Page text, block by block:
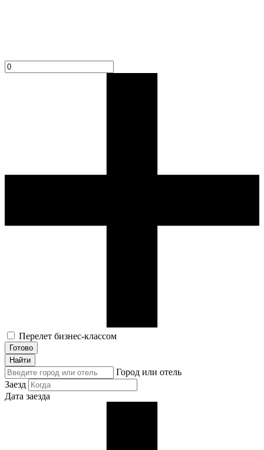
Перелет бизнес-классом
Готово
Найти
Город или отель
Заезд
Дата заезда